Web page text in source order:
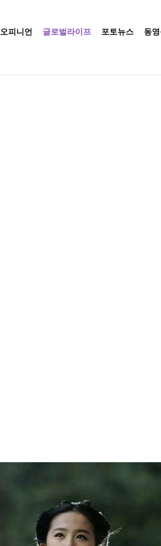
오피니언 글로벌라이프 포토뉴스 동